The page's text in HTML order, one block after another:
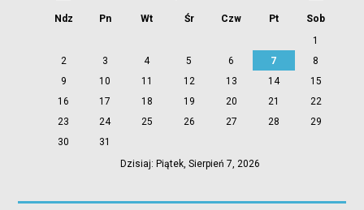
Ndz Pn Wt Śr Czw Pt
Sob
1
2
3 4 5 6 7
8
9
10 11 12 13 14
15
16
17 18 19 20 21
22
23
24 25 26 27 28
29
30
31
Dzisiaj: Piątek, Sierpień 7, 2026